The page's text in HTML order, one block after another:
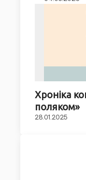
Хроніка
поляком»
28.01.2025